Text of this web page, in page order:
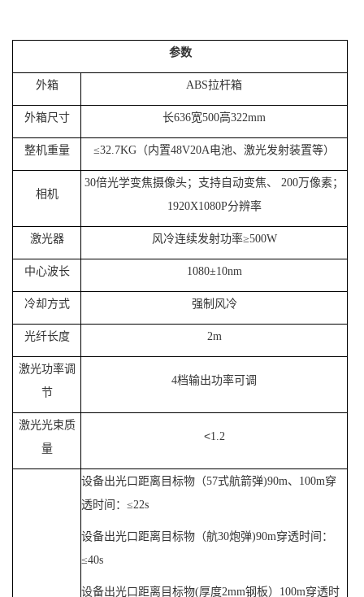
参数
外箱 ABS拉杆箱
外箱尺寸 长636宽500高322mm
整机重量 ≤32.7KG （内置48V20A电池、激光发射装置等）
相机
30倍光学变焦摄像头；支持自动变焦、 200万像素；
1920X1080P分辨率
激光器 风冷连续发射功率≥500W
中心波长 1080±10nm
冷却方式 强制风冷
光纤长度 2m
激光功率调
节
4档输出功率可调
激光光束质
量
<1.2
设备出光口距离目标物（57式航箭弹)90m、 100m穿
透时间： ≤22s
设备出光口距离目标物（航30炮弹)90m穿透时间：
≤40s
设备出光口距离目标物(厚度2mm钢板） 100m穿透时